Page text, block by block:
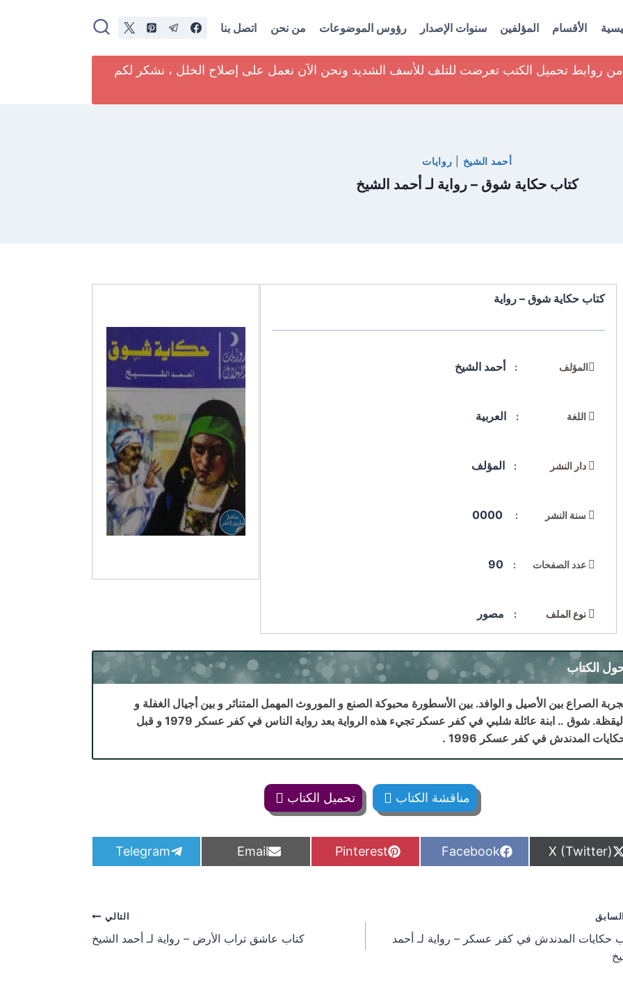
الأقسام المؤلفين سنوات الإصدار رؤوس الموضوعات من نحن اتصل بنا
من روابط تحميل الكتب تعرضت للتلف للأسف الشديد ونحن الآن نعمل على إصلاح الخلل ، نشكر لكم
أحمد الشيخ روايات
كتاب حكاية شوق – رواية لـ أحمد الشيخ
كتاب حكاية شوق – رواية
المؤلف : أحمد الشيخ
اللغة : العربية
دار النشر : المؤلف
سنة النشر : 0000
عدد الصفحات : 90
نوع الملف : مصور
الكتاب
الصراع بين الأصيل و الوافد. بين الأسطورة محبوكة الصنع و الموروث المهمل المتناثر و بين أجيال الغفلة و
اليقظة. شوق .. ابنة عائلة شلبي في كفر عسكر تجيء هذه الرواية بعد رواية الناس في كفر عسكر 1979 و قبل
المدندش في كفر عسكر 1996
.
مناقشة الكتاب تحميل الكتاب
S
h
o
n
X (Twitter)
S
h
Facebook
S
h
Pinterest
S
h
Email
S
h
Telegram
السابق
حكايات المدندش في كفر عسكر – رواية لـ أحمد
التالي
كتاب عاشق تراب الأرض – رواية لـ أحمد الشيخ